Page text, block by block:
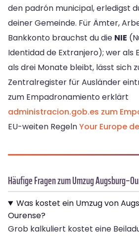
den padrón municipal, erledigst
deiner Gemeinde. Für Ämter,
Bankkonto brauchst du die NIE
Identidad de Extranjero); wer als
als drei Monate bleibt, lässt sich
Zentralregister für Ausländer
zum Empadronamiento erklärt
administracion.gob.es zum
EU-weiten RegelnYour Europe
Häufige Fragen zum Umzug
Was kostet ein Umzug von
Ourense?
Grob kalkuliert kostet eine